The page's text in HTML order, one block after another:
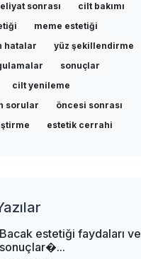
sonrası
cilt bakımı
meme estetiği
hatalar
yüz şekillendirme
sonuçlar
cilt yenileme
sorular
öncesi sonrası
estetik cerrahi
Bacak estetiği faydaları ve
sonuçlar�...